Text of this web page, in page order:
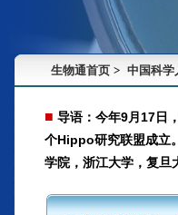
生物通首页 > 中国科学
■ 导语：今年9月17日
个Hippo研究联盟成立
学院，浙江大学，复